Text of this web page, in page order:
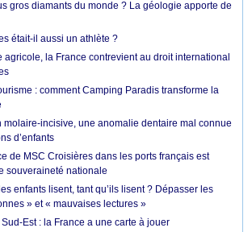
gros diamants du monde ? La géologie apporte de
était-il aussi un athlète ?
agricole, la France contrevient au droit international
: comment Camping Paradis transforme la
molaire-incisive, une anomalie dentaire mal connue
d’enfants
de MSC Croisières dans les ports français est
souveraineté nationale
enfants lisent, tant qu’ils lisent ? Dépasser les
» et « mauvaises lectures »
Est : la France a une carte à jouer